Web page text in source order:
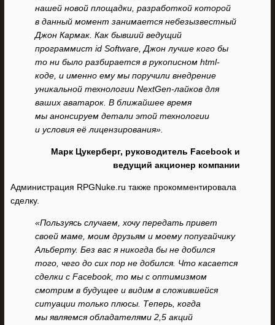
нашей новой площадки, разработкой которой
в данный момент занимается небезызвестный
Джон Кармак. Как бывший ведущий
программист id Software, Джон лучше кого бы
то ни было разбирается в рукописном html-
коде, и именно ему мы поручили внедрение
уникальной технологии NextGen-лайков для
ваших аватарок. В ближайшее время
мы анонсируем детали этой технологии
и условия её лицензирования».
Марк Цукерберг, руководитель Facebook и
ведущий акционер компании
Администрация RPGNuke.ru также прокомментировала
сделку.
«Пользуясь случаем, хочу передать привет
своей маме, моим друзьям и моему попугайчику
Альберту. Без вас я никогда бы не добился
того, чего до сих пор не добился. Что касается
сделки с Facebook, то мы с оптимизмом
смотрим в будущее и видим в сложившейся
ситуации только плюсы. Теперь, когда
мы являемся обладателями 2,5 акций